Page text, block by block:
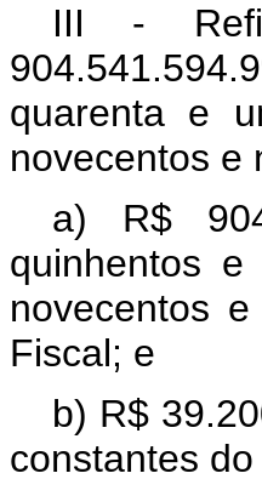
III -
quarenta e
novecentos e
a) R$
quinhentos
novecentos
Fiscal; e
b) R$
constantes